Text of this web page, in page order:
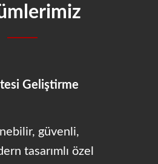
Geliştirme
güvenli,
tasarımlı özel